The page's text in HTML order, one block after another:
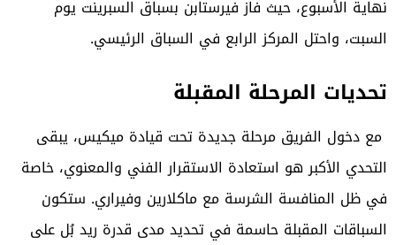
نهاية الأسبوع، حيث فاز فيرستابن بسباق السبرينت يوم
السبت، واحتل المركز الرابع في السباق الرئيسي.
تحديات المرحلة المقبلة
مع دخول الفريق مرحلة جديدة تحت قيادة ميكيس، يبقى
التحدي الأكبر هو استعادة الاستقرار الفني والمعنوي، خاصة
في ظل المنافسة الشرسة مع ماكلارين وفيراري. ستكون
السباقات المقبلة حاسمة في تحديد مدى قدرة ريد بُل على